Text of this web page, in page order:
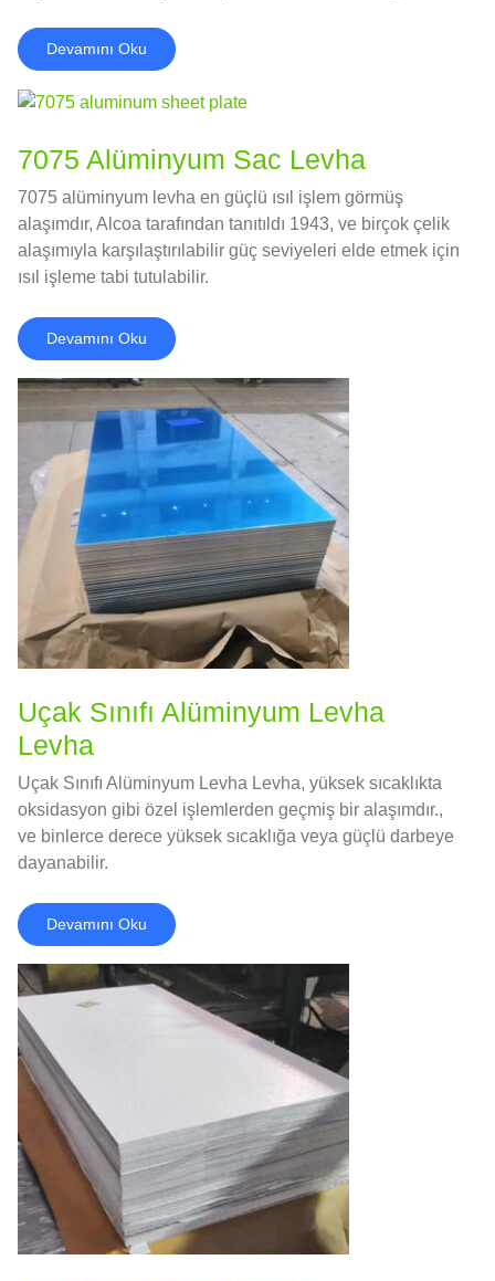
performansı.
Devamını Oku
7075 Alüminyum Sac Levha
7075 alüminyum levha en güçlü ısıl işlem görmüş
alaşımdır, Alcoa tarafından tanıtıldı 1943, ve birçok çelik
alaşımıyla karşılaştırılabilir güç seviyeleri elde etmek için
ısıl işleme tabi tutulabilir.
Devamını Oku
Uçak Sınıfı Alüminyum Levha
Levha
Uçak Sınıfı Alüminyum Levha Levha, yüksek sıcaklıkta
oksidasyon gibi özel işlemlerden geçmiş bir alaşımdır.,
ve binlerce derece yüksek sıcaklığa veya güçlü darbeye
dayanabilir.
Devamını Oku